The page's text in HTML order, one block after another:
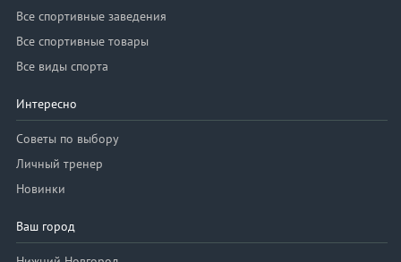
Все спортивные заведения
Все спортивные товары
Все виды спорта
Интересно
Советы по выбору
Личный тренер
Новинки
Ваш город